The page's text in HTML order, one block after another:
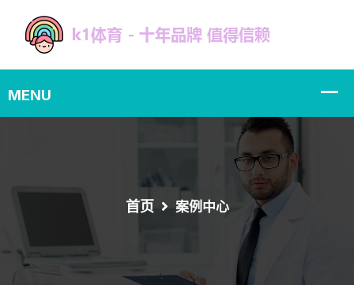
首页 案例中心